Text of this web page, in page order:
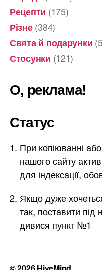
Рецепти (175)
Різне(384)
Свята й подарунки
Стосунки (121)
О, реклама!
Статус
При копіюванні
нашого сайту
для індексації,
Якщо дуже
так, поставити під
дивися пункт №1